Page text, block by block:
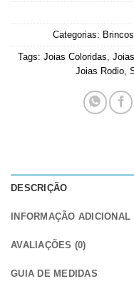
Categorias: Brincos
Tags: Joias Coloridas
Joias Rodio,
DESCRIÇÃO
INFORMAÇÃO ADICIONAL
AVALIAÇÕES (0)
GUIA DE MEDIDAS